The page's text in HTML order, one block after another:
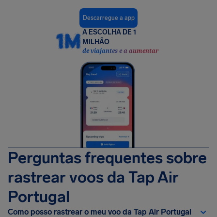
Descarregue a app
A ESCOLHA DE 1
MILHÃO
de viajantes e a aumentar
Perguntas frequentes sobre
rastrear voos da Tap Air
Portugal
Como posso rastrear o meu voo da Tap Air Portugal